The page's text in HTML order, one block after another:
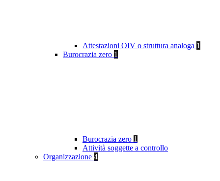
Attestazioni OIV o struttura analoga 1
Burocrazia zero 1
Burocrazia zero 1
Attività soggette a controllo
Organizzazione 4